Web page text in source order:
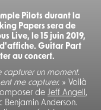
Pilots durant la
Papers sera de
Live, le 15 juin 2019,
Guitar Part
au concert.
capturer un moment.
me capturer. » Voilà
de Jeff Angell ,
Anderson.